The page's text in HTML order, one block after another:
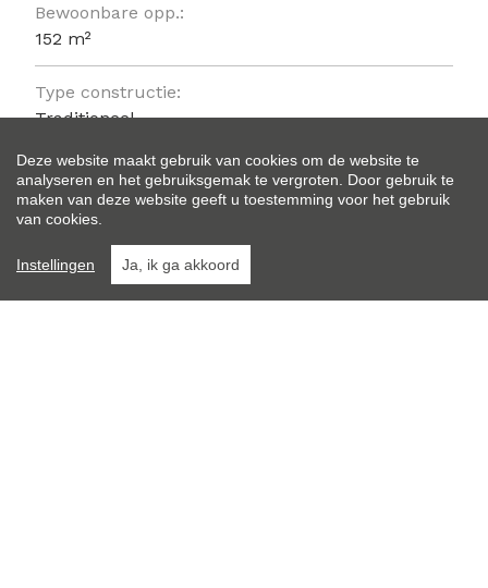
Bewoonbare opp.:
152 m²
Type constructie:
Traditioneel
Algemene staat:
Instapklaar
Deze website maakt gebruik van cookies om de website te
analyseren en het gebruiksgemak te vergroten. Door gebruik te
maken van deze website geeft u toestemming voor het gebruik
van cookies.
Instellingen Ja, ik ga akkoord